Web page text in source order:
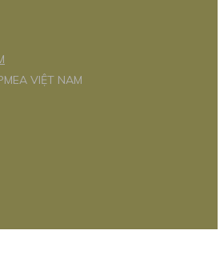
VIỆT NAM